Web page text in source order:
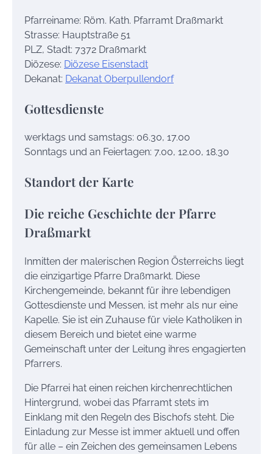
Pfarreiname: Röm. Kath. Pfarramt Draßmarkt
Strasse: Hauptstraße 51
PLZ, Stadt: 7372 Draßmarkt
Diözese: Diözese Eisenstadt
Dekanat: Dekanat Oberpullendorf
Gottesdienste
werktags und samstags: 06.30, 17.00
Sonntags und an Feiertagen: 7.00, 12.00, 18.30
Standort der Karte
Die reiche Geschichte der Pfarre
Draßmarkt
Inmitten der malerischen Region Österreichs liegt
die einzigartige Pfarre Draßmarkt. Diese
Kirchengemeinde, bekannt für ihre lebendigen
Gottesdienste und Messen, ist mehr als nur eine
Kapelle. Sie ist ein Zuhause für viele Katholiken in
diesem Bereich und bietet eine warme
Gemeinschaft unter der Leitung ihres engagierten
Pfarrers.
Die Pfarrei hat einen reichen kirchenrechtlichen
Hintergrund, wobei das Pfarramt stets im
Einklang mit den Regeln des Bischofs steht. Die
Einladung zur Messe ist immer aktuell und offen
für alle – ein Zeichen des gemeinsamen Lebens